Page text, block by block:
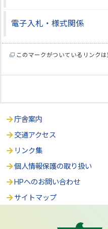
電子入札・様式関係
このマークがついているリンク
庁舎案内
交通アクセス
リンク集
個人情報保護の取り扱い
HPへのお問い合わせ
サイトマップ